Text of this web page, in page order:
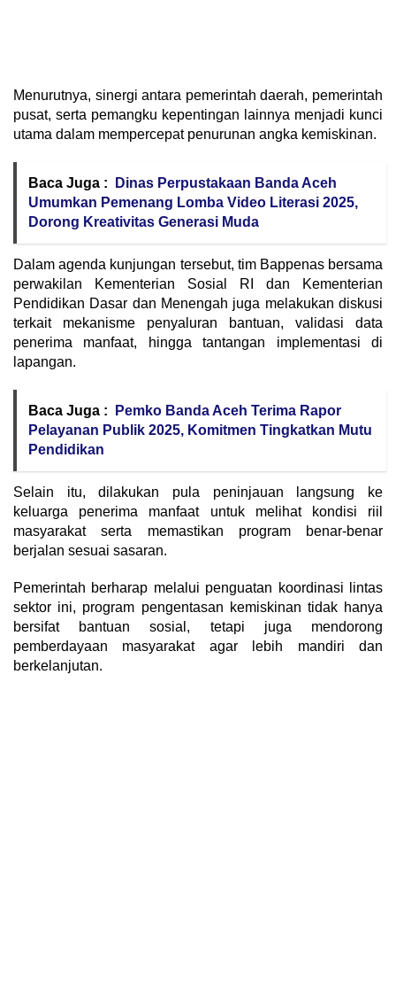
Menurutnya, sinergi antara pemerintah daerah, pemerintah
pusat, serta pemangku kepentingan lainnya menjadi kunci
utama dalam mempercepat penurunan angka kemiskinan.
Baca Juga :
Dinas Perpustakaan Banda Aceh
Umumkan Pemenang Lomba Video Literasi 2025,
Dorong Kreativitas Generasi Muda
Dalam agenda kunjungan tersebut, tim Bappenas bersama
perwakilan Kementerian Sosial RI dan Kementerian
Pendidikan Dasar dan Menengah juga melakukan diskusi
terkait mekanisme penyaluran bantuan, validasi data
penerima manfaat, hingga tantangan implementasi di
lapangan.
Baca Juga :
Pemko Banda Aceh Terima Rapor
Pelayanan Publik 2025, Komitmen Tingkatkan Mutu
Pendidikan
Selain itu, dilakukan pula peninjauan langsung ke
keluarga penerima manfaat untuk melihat kondisi riil
masyarakat serta memastikan program benar-benar
berjalan sesuai sasaran.
Pemerintah berharap melalui penguatan koordinasi lintas
sektor ini, program pengentasan kemiskinan tidak hanya
bersifat bantuan sosial, tetapi juga mendorong
pemberdayaan masyarakat agar lebih mandiri dan
berkelanjutan.